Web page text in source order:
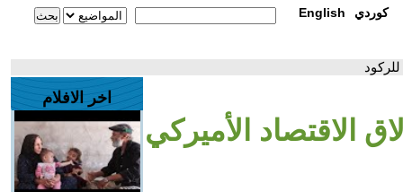
English كوردي
الاقتصاد الأميركي
اخر الافلام